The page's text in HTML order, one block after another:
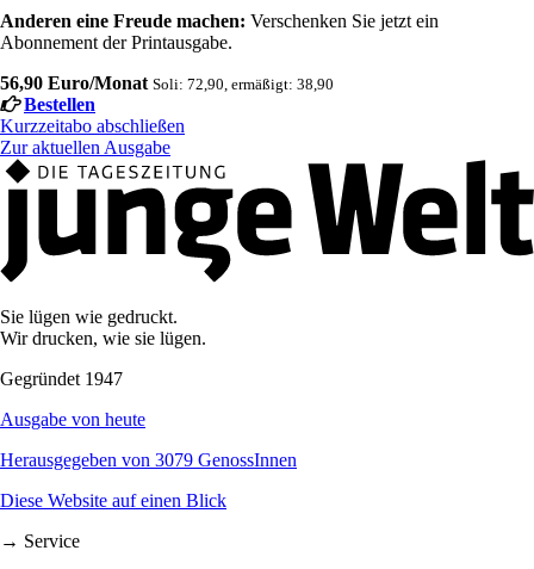
Anderen eine Freude machen: Verschenken Sie jetzt ein
Abonnement der Printausgabe.
56,90 Euro/Monat Soli: 72,90, ermäßigt: 38,90
Bestellen
Kurzzeitabo abschließen
Zur aktuellen Ausgabe
Sie lügen wie gedruckt.
Wir drucken, wie sie lügen.
Gegründet 1947
Ausgabe von heute
Herausgegeben von 3079 GenossInnen
Diese Website auf einen Blick
→ Service